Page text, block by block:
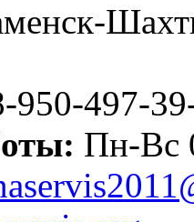
950-497-
Пн-Вс